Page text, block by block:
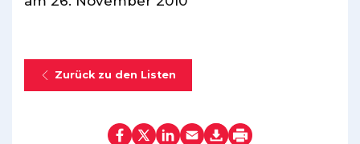
Zurück zu den Listen